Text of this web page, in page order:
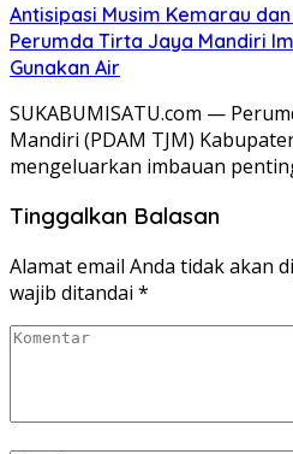
Antisipasi Musim Kemarau
Perumda Tirta Jaya Mandiri
Gunakan Air
SUKABUMISATU.com —
Mandiri (PDAM TJM)
mengeluarkan imbauan
Tinggalkan Balasan
Alamat email Anda tidak akan
wajib ditandai *